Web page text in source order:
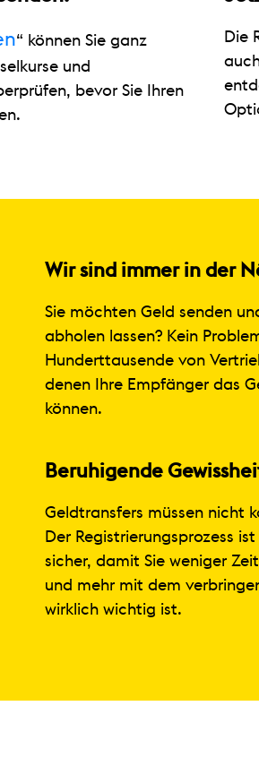
“ können Sie ganz
und
bevor Sie Ihren
Die
Wir sind immer in der
Sie möchten Geld senden
abholen lassen? Kein
Hunderttausende von
denen Ihre Empfänger das
können.
Beruhigende
Geldtransfers müssen nicht
Der Registrierungsprozess
sicher, damit Sie weniger
und mehr mit dem
wirklich wichtig ist.